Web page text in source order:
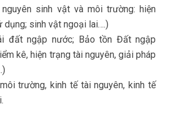
sinh vật và môi trường: hiện
dụng; sinh vật ngoại lai….)
đất ngập nước; Bảo tồn Đất ngập
kê, hiện trạng tài nguyên, giải pháp
trường, kinh tế tài nguyên, kinh tế